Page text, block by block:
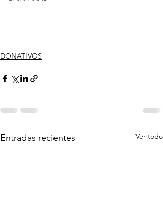
DONATIVOS
Entradas recientes Ver todo